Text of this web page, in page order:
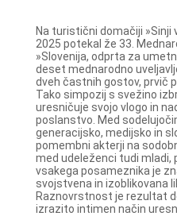
Na turistični domačiji »Sinji
2025 potekal že 33.
»Slovenija, odprta za
deset mednarodno
dveh častnih gostov, prvič
Tako simpozij s svežino
uresničuje svojo vlogo in
poslanstvo. Med
generacijsko, medijsko in
pomembni akterji na
med udeleženci tudi mladi,
vsakega posameznika je
svojstvena in izoblikovana
Raznovrstnost je rezultat
izrazito intimen način